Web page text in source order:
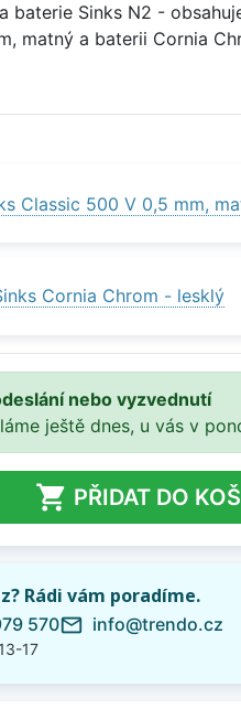
baterie Sinks N2 -
matný a baterii Cornia
Classic 500 V 0,5 mm,
Cornia Chrom - lesklý
nebo vyzvednutí
ještě dnes, u vás v
 PŘIDAT DO
Rádi vám poradíme.
570
17
mail_outline info@trendo.cz